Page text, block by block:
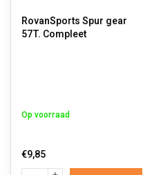
RovanSports Spur gear
57T. Compleet
Op voorraad
€9,85